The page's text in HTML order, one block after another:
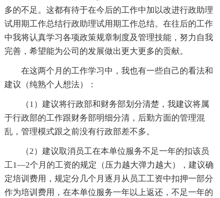
多的不足。这都有待于在今后的工作中加以改进行政助理
试用期工作总结行政助理试用期工作总结。在往后的工作
中我将认真学习各项政策规章制度及管理技能，努力自我
完善，希望能为公司的发展做出更大更多的贡献。
在这两个月的工作学习中，我也有一些自己的看法和
建议（纯熟个人想法）：
（1）建议将行政部和财务部划分清楚，我建议将属
于行政部的工作跟财务部明细分清，后勤方面的管理混
乱，管理模式跟之前没有行政部差不多。
（2）建议取消员工在本单位服务不足一年的扣该员
工1—2个月的工资的规定（压力越大弹力越大），建议确
定培训费用，规定分几个月逐月从员工工资中扣押一部分
作为培训费用，在本单位服务一年以上返还，不足一年的